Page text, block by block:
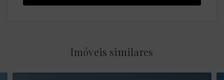
Imóveis similares